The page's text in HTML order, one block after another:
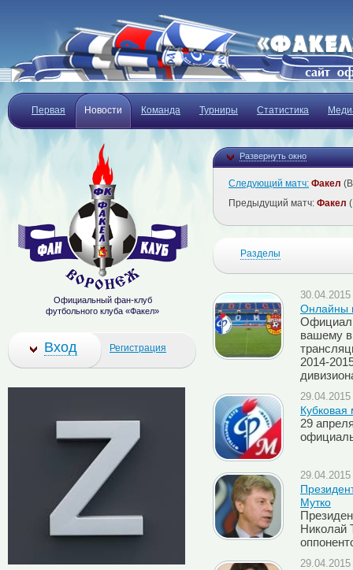
Первая Новости Команда Турниры Статистика
Развернуть окно
Следующий матч: Факел
Предыдущий матч: Факел
Разделы
Онлайны
вашему
2014-
Кубковая
29
Мутко
Николай
Официальный фан-клуб
футбольного клуба «Факел»
Вход Регистрация